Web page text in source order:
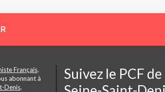
Français.
abonnant à
Denis.
Suivez le PCF de